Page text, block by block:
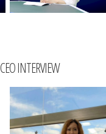
CEO INTERVIEW